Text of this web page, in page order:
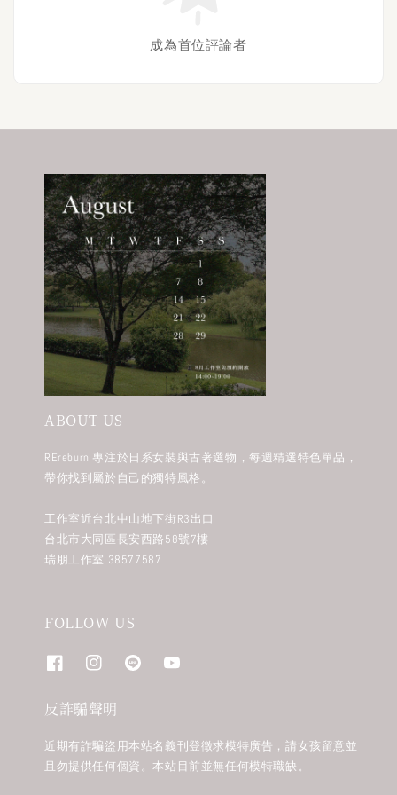
成為首位評論者
ABOUT US
REreburn 專注於日系女裝與古著選物，每週精選特色單品，
帶你找到屬於自己的獨特風格。
工作室近台北中山地下街R3出口
台北市大同區長安西路58號7樓
瑞朋工作室 38577587
FOLLOW US
反詐騙聲明
近期有詐騙盜用本站名義刊登徵求模特廣告，請女孩留意並
且勿提供任何個資。本站目前並無任何模特職缺。